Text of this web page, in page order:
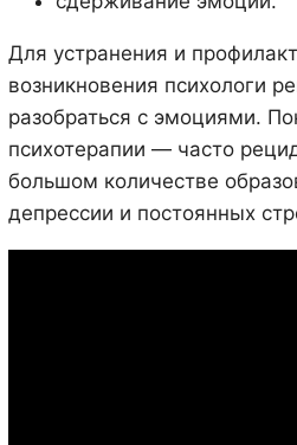
Для устранения и
возникновения психологи
разобраться с эмоциями.
психотерапии — часто
большом количестве
депрессии и постоянных